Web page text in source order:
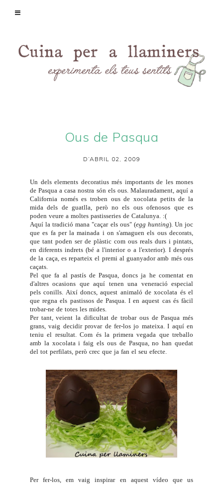
Ous de Pasqua
D’ABRIL 02, 2009
Un dels elements decoratius més importants de les mones
de Pasqua a casa nostra són els ous. Malauradament, aquí a
California només es troben ous de xocolata petits de la
mida dels de guatlla, però no els ous ofenosos que es
poden veure a moltes pastisseries de Catalunya. :(
Aquí la tradició mana "caçar els ous" (egg hunting). Un joc
que es fa per la mainada i on s'amaguen els ous decorats,
que tant poden ser de plàstic com ous reals durs i pintats,
en diferents indrets (bé a l'interior o a l'exterior). I després
de la caça, es reparteix el premi al guanyador amb més ous
caçats.
Pel que fa al pastís de Pasqua, doncs ja he comentat en
d'altres ocasions que aquí tenen una veneració especial
pels conills. Així doncs, aquest animaló de xocolata és el
que regna els pastissos de Pasqua. I en aquest cas és fàcil
trobar-ne de totes les mides.
Per tant, veient la dificultat de trobar ous de Pasqua més
grans, vaig decidir provar de fer-los jo mateixa. I aquí en
teniu el resultat. Com és la primera vegada que treballo
amb la xocolata i faig els ous de Pasqua, no han quedat
del tot perfilats, però crec que ja fan el seu efecte.
Per fer-los, em vaig inspirar en aquest vídeo que us